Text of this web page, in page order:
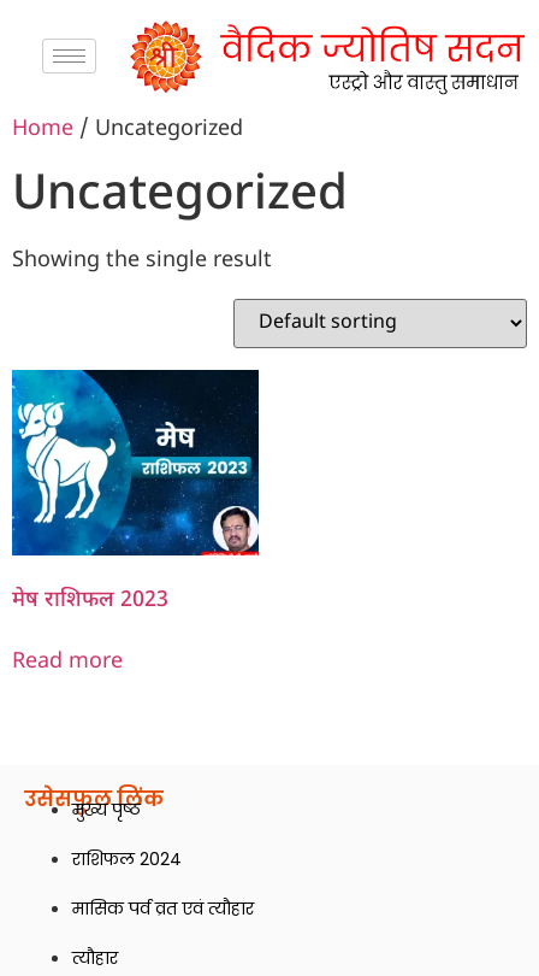
Home / Uncategorized
Uncategorized
Showing the single result
मेष राशिफल 2023
Read more
उसेसफ़ुल लिंक
मुख्य पृष्ठ
राशिफल 2024
मासिक पर्व व्रत एवं त्यौहार
त्यौहार